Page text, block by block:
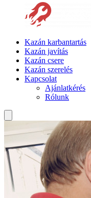
Kazán karbantartás
Kazán javítás
Kazán csere
Kazán szerelés
Kapcsolat
Ajánlatkérés
Rólunk